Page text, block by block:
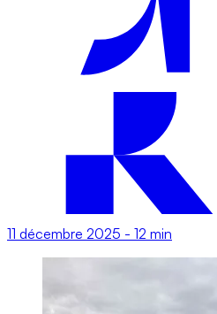
11 décembre 2025 - 12 min